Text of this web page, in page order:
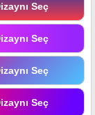
Seç
Seç
Seç
Seç